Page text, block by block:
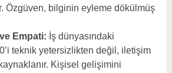
Özgüven, bilginin eyleme dökülmüş
Empati: İş dünyasındaki
teknik yetersizlikten değil, iletişim
Kişisel gelişimini